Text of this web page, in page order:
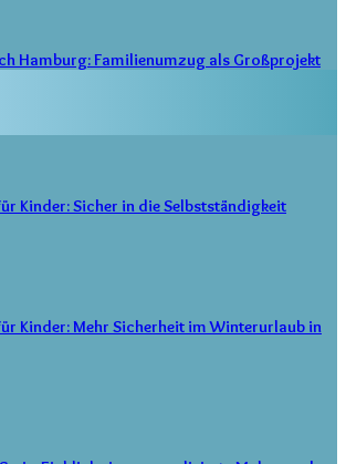
Hamburg: Familienumzug als Großprojekt
Kinder: Sicher in die Selbstständigkeit
Kinder: Mehr Sicherheit im Winterurlaub in